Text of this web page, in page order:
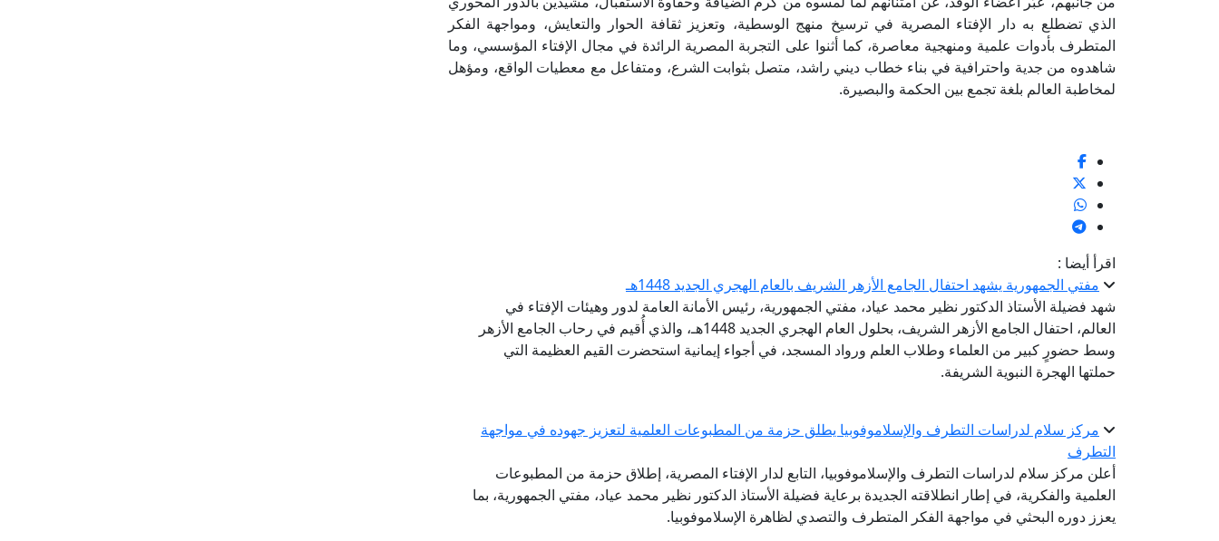
الذي تضطلع به دار الإفتاء المصرية في ترسيخ منهج الوسطية، وتعزيز ثقافة الحوار والتعايش، ومواجهة الفكر
المتطرف بأدوات علمية ومنهجية معاصرة، كما أثنوا على التجربة المصرية الرائدة في مجال الإفتاء المؤسسي، وما
شاهدوه من جدية واحترافية في بناء خطاب ديني راشد، متصل بثوابت الشرع، ومتفاعل مع معطيات الواقع، ومؤهل
لمخاطبة العالم بلغة تجمع بين الحكمة والبصيرة.
اقرأ أيضا :
مفتي الجمهورية يشهد احتفال الجامع الأزهر الشريف بالعام الهجري الجديد 1448هـ
شهد فضيلة الأستاذ الدكتور نظير محمد عياد، مفتي الجمهورية، رئيس الأمانة العامة لدور وهيئات الإفتاء في
العالم، احتفال الجامع الأزهر الشريف، بحلول العام الهجري الجديد 1448هـ، والذي أُقيم في رحاب الجامع الأزهر
وسط حضورٍ كبير من العلماء وطلاب العلم ورواد المسجد، في أجواء إيمانية استحضرت القيم العظيمة التي
حملتها الهجرة النبوية الشريفة.
مركز سلام لدراسات التطرف والإسلاموفوبيا يطلق حزمة من المطبوعات العلمية لتعزيز جهوده في مواجهة
التطرف
أعلن مركز سلام لدراسات التطرف والإسلاموفوبيا، التابع لدار الإفتاء المصرية، إطلاق حزمة من المطبوعات
العلمية والفكرية، في إطار انطلاقته الجديدة برعاية فضيلة الأستاذ الدكتور نظير محمد عياد، مفتي الجمهورية، بما
يعزز دوره البحثي في مواجهة الفكر المتطرف والتصدي لظاهرة الإسلاموفوبيا.